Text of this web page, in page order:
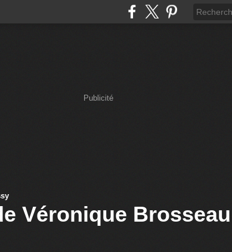
Publicité
Véronique Brosseau